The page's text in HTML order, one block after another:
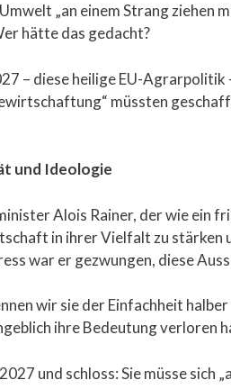
„an einem Strang ziehen
hätte das gedacht?
– diese heilige EU-
müssten
und Ideologie
Alois Rainer, der wie ein
in ihrer Vielfalt zu stärken
war er gezwungen, diese
wir sie der Einfachheit
ihre Bedeutung verloren
und schloss: Sie müsse sich